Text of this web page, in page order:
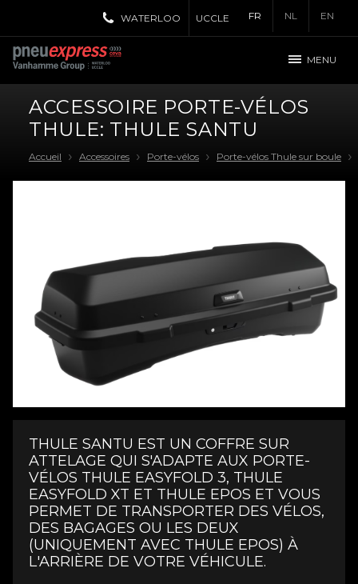
FR NL EN
WATERLOO UCCLE
MENU
ACCESSOIRE PORTE-VÉLOS
THULE: THULE SANTU
Accueil Accessoires Porte-vélos Porte-vélos Thule sur boule
THULE SANTU EST UN COFFRE SUR
ATTELAGE QUI S'ADAPTE AUX PORTE-
VÉLOS THULE EASYFOLD 3, THULE
EASYFOLD XT ET THULE EPOS ET VOUS
PERMET DE TRANSPORTER DES VÉLOS,
DES BAGAGES OU LES DEUX
(UNIQUEMENT AVEC THULE EPOS) À
L'ARRIÈRE DE VOTRE VÉHICULE.